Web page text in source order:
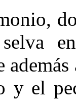
y el